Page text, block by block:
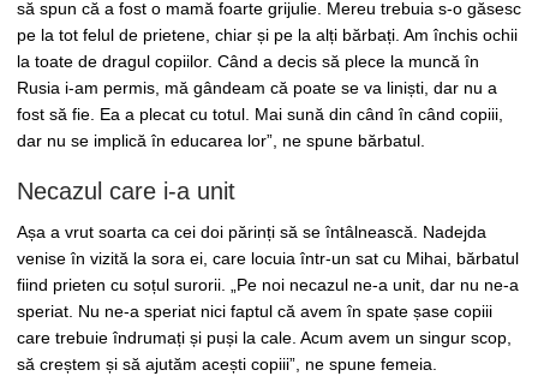
să spun că a fost o mamă foarte grijulie. Mereu trebuia s-o găsesc
pe la tot felul de prietene, chiar și pe la alți bărbați. Am închis ochii
la toate de dragul copiilor. Când a decis să plece la muncă în
Rusia i-am permis, mă gândeam că poate se va liniști, dar nu a
fost să fie. Ea a plecat cu totul. Mai sună din când în când copiii,
dar nu se implică în educarea lor”, ne spune bărbatul.
Necazul care i-a unit
Așa a vrut soarta ca cei doi părinți să se întâlnească. Nadejda
venise în vizită la sora ei, care locuia într-un sat cu Mihai, bărbatul
fiind prieten cu soțul surorii. „Pe noi necazul ne-a unit, dar nu ne-a
speriat. Nu ne-a speriat nici faptul că avem în spate șase copiii
care trebuie îndrumați și puși la cale. Acum avem un singur scop,
să creștem și să ajutăm acești copiii”, ne spune femeia.